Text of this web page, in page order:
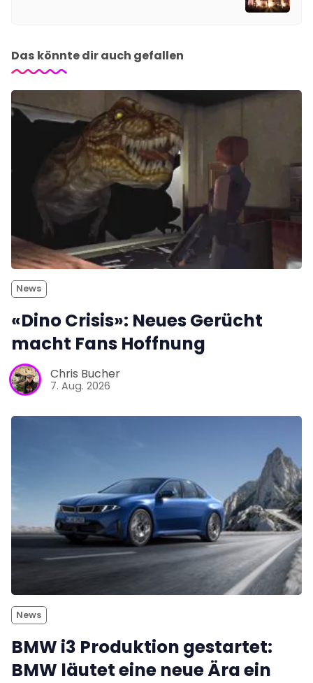
Das könnte dir auch gefallen
News
«Dino Crisis»: Neues Gerücht
macht Fans Hoffnung
Chris Bucher
7. Aug. 2026
News
BMW i3 Produktion gestartet:
BMW läutet eine neue Ära ein